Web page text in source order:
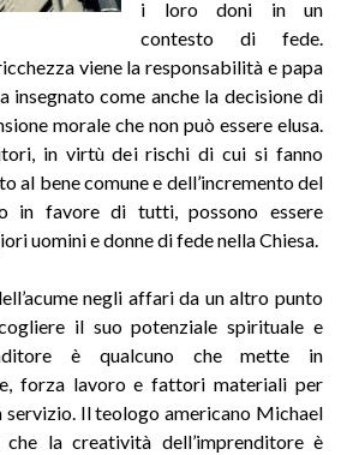
i loro doni in un
contesto di fede.
viene la responsabilità e papa
insegnato come anche la decisione di
morale che non può essere elusa.
in virtù dei rischi di cui si fanno
al bene comune e dell’incremento del
in favore di tutti, possono essere
uomini e donne di fede nella Chiesa.
negli affari da un altro punto
il suo potenziale spirituale e
è qualcuno che mette in
forza lavoro e fattori materiali per
servizio. Il teologo americano Michael
la creatività dell’imprenditore è